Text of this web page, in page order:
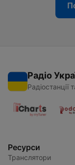
Радіо
Радіостанції
Ресурси
Транслятори